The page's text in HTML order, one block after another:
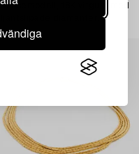
18K vitguld med